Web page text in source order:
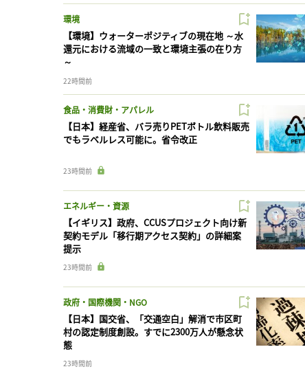
環境
【環境】ウォーターポジティブの現在地 ～水
還元における流域の一致と環境主張の在り方
～
22時間前
食品・消費財・アパレル
【日本】経産省、バラ売りPETボトル飲料販売
でもラベルレス可能に。省令改正
23時間前
エネルギー・資源
【イギリス】政府、CCUSプロジェクト向け新
契約モデル「移行期アクセス契約」の詳細案
提示
23時間前
政府・国際機関・NGO
【日本】国交省、「交通空白」解消で市区町
村の認定制度創設。すでに2300万人が懸念状
態
23時間前